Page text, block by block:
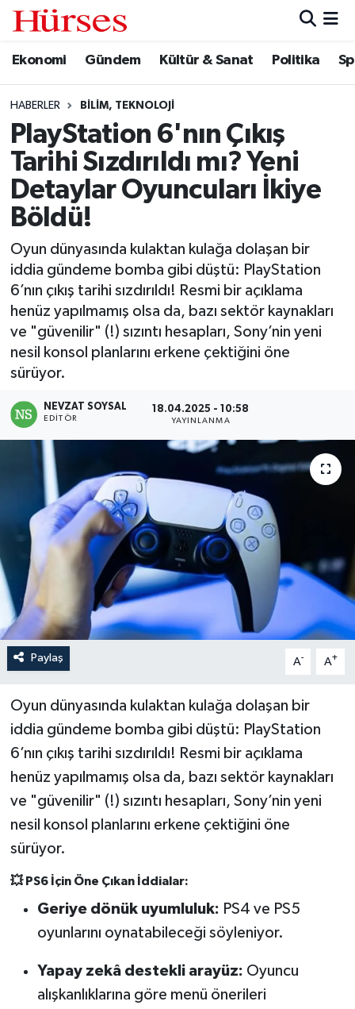
Ekonomi Gündem Kültür & Sanat Politika
HABERLER BILIM, TEKNOLOJI
PlayStation 6'nın Çıkış
Tarihi Sızdırıldı mı? Yeni
Detaylar Oyuncuları İkiye
Böldü!
Oyun dünyasında kulaktan kulağa dolaşan bir
iddia gündeme bomba gibi düştü: PlayStation
6’nın çıkış tarihi sızdırıldı! Resmi bir açıklama
henüz yapılmamış olsa da, bazı sektör kaynakları
ve "güvenilir" (!) sızıntı hesapları, Sony’nin yeni
nesil konsol planlarını erkene çektiğini öne
sürüyor.
NEVZAT SOYSAL
EDITÖR
18.04.2025 - 10:58
YAYINLANMA
Paylaş A- A+
Oyun dünyasında kulaktan kulağa dolaşan bir
iddia gündeme bomba gibi düştü: PlayStation
6’nın çıkış tarihi sızdırıldı! Resmi bir açıklama
henüz yapılmamış olsa da, bazı sektör kaynakları
ve "güvenilir" (!) sızıntı hesapları, Sony’nin yeni
nesil konsol planlarını erkene çektiğini öne
sürüyor.
💥 PS6 İçin Öne Çıkan İddialar:
Geriye dönük uyumluluk: PS4 ve PS5
oyunlarını oynatabileceği söyleniyor.
Yapay zekâ destekli arayüz: Oyuncu
alışkanlıklarına göre menü önerileri
Ekonomi
Gündem
Kültür & Sanat
Politika
Spor
Turizm
Hava Durumu
Trafik Durumu
Süper Lig Puan Durumu ve Fikstür
Tüm Manşetler
Son Dakika Haberleri
Haber Arşivi